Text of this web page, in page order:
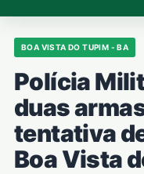
BOA VISTA DO TUPIM - BA
Polícia
duas
tentativa
Boa Vista